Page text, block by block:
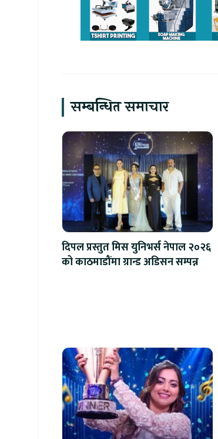
सम्बन्धित समाचार
दिपल प्रस्तुत मिस युनिभर्स नेपाल २०२६
को काठमाडौंमा ग्रान्ड अडिसन सम्पन्न